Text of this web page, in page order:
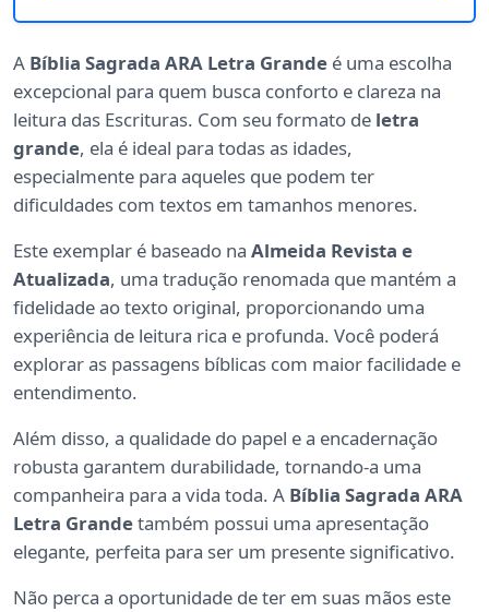
A Bíblia Sagrada ARA Letra Grande é uma escolha
excepcional para quem busca conforto e clareza na
leitura das Escrituras. Com seu formato de letra
grande, ela é ideal para todas as idades,
especialmente para aqueles que podem ter
dificuldades com textos em tamanhos menores.
Este exemplar é baseado na Almeida Revista e
Atualizada, uma tradução renomada que mantém a
fidelidade ao texto original, proporcionando uma
experiência de leitura rica e profunda. Você poderá
explorar as passagens bíblicas com maior facilidade e
entendimento.
Além disso, a qualidade do papel e a encadernação
robusta garantem durabilidade, tornando-a uma
companheira para a vida toda. A Bíblia Sagrada ARA
Letra Grandetambém possui uma apresentação
elegante, perfeita para ser um presente significativo.
Não perca a oportunidade de ter em suas mãos este